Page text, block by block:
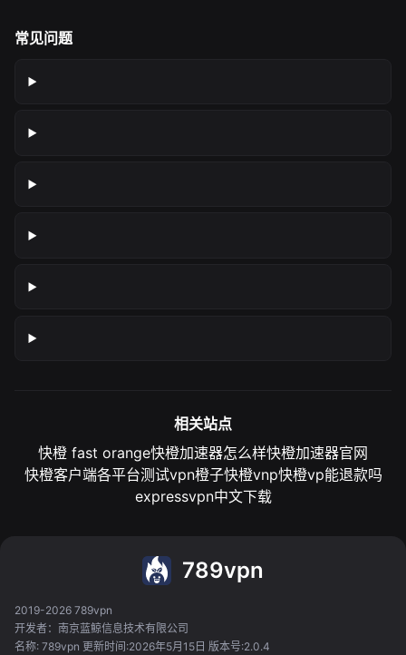
常见问题
相关站点
快橙 fast orange快橙加速器怎么样快橙加速器官网
快橙客户端各平台测试vpn橙子快橙vnp快橙vp能退款吗
expressvpn中文下载
789vpn
2019-2026 789vpn
开发者：南京蓝鲸信息技术有限公司
名称: 789vpn 更新时间:2026年5月15日 版本号:2.0.4